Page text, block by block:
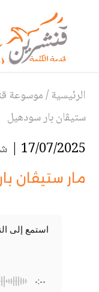
الرئيسية/موسوعة
ستيڤان بار سودهيل
17/07/2025 |
مار ستيڤان
استمع إلى
-:--